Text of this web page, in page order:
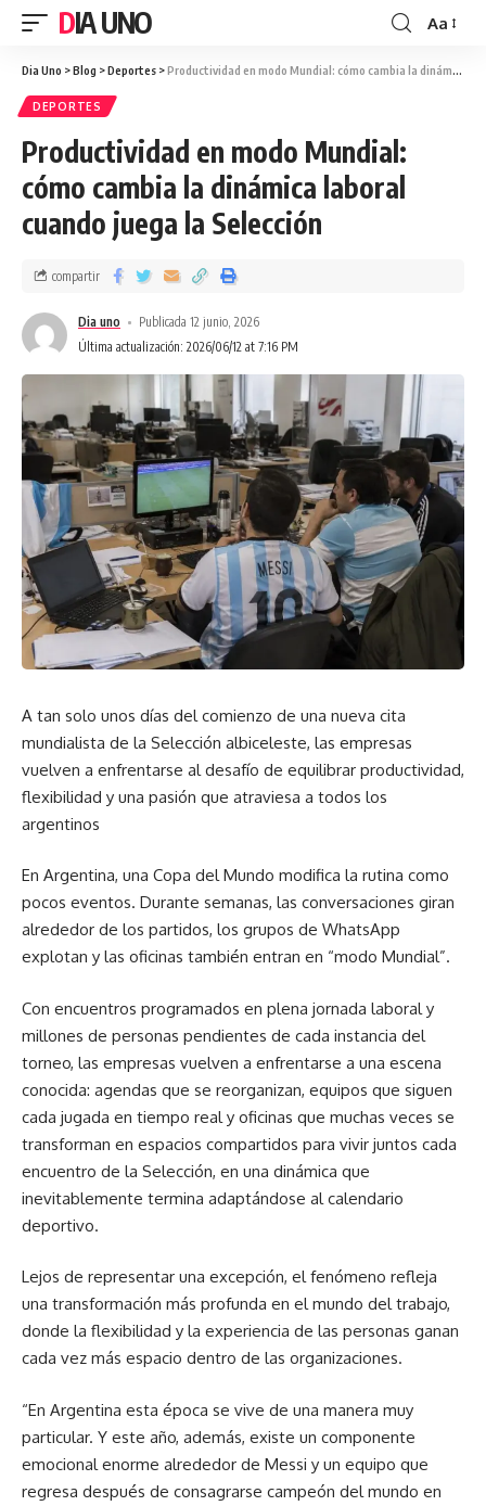
DIA UNO Aa
Dia Uno >Blog >Deportes >Productividad en modo Mundial: cómo cambia la dinámica laboral cuando juega la Selección
DEPORTES
Productividad en modo Mundial:
cómo cambia la dinámica laboral
cuando juega la Selección
Última actualización: 2026/06/12 at 7:16 PM
Dia uno Publicada 12 junio, 2026
compartir
A tan solo unos días del comienzo de una nueva cita
mundialista de la Selección albiceleste, las empresas
vuelven a enfrentarse al desafío de equilibrar productividad,
flexibilidad y una pasión que atraviesa a todos los
argentinos
En Argentina, una Copa del Mundo modifica la rutina como
pocos eventos. Durante semanas, las conversaciones giran
alrededor de los partidos, los grupos de WhatsApp
explotan y las oficinas también entran en “modo Mundial”.
Con encuentros programados en plena jornada laboral y
millones de personas pendientes de cada instancia del
torneo, las empresas vuelven a enfrentarse a una escena
conocida: agendas que se reorganizan, equipos que siguen
cada jugada en tiempo real y oficinas que muchas veces se
transforman en espacios compartidos para vivir juntos cada
encuentro de la Selección, en una dinámica que
inevitablemente termina adaptándose al calendario
deportivo.
Lejos de representar una excepción, el fenómeno refleja
una transformación más profunda en el mundo del trabajo,
donde la flexibilidad y la experiencia de las personas ganan
cada vez más espacio dentro de las organizaciones.
“En Argentina esta época se vive de una manera muy
particular. Y este año, además, existe un componente
emocional enorme alrededor de Messi y un equipo que
regresa después de consagrarse campeón del mundo en